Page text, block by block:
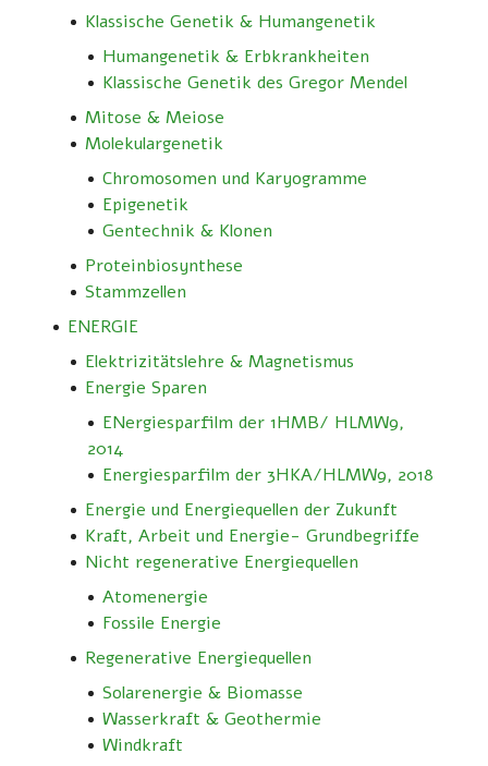
Klassische Genetik & Humangenetik
Humangenetik & Erbkrankheiten
Klassische Genetik des Gregor Mendel
Mitose & Meiose
Molekulargenetik
Chromosomen und Karyogramme
Epigenetik
Gentechnik & Klonen
Proteinbiosynthese
Stammzellen
ENERGIE
Elektrizitätslehre & Magnetismus
Energie Sparen
ENergiesparfilm der 1HMB/ HLMW9,
2014
Energiesparfilm der 3HKA/HLMW9, 2018
Energie und Energiequellen der Zukunft
Kraft, Arbeit und Energie- Grundbegriffe
Nicht regenerative Energiequellen
Atomenergie
Fossile Energie
Regenerative Energiequellen
Solarenergie & Biomasse
Wasserkraft & Geothermie
Windkraft